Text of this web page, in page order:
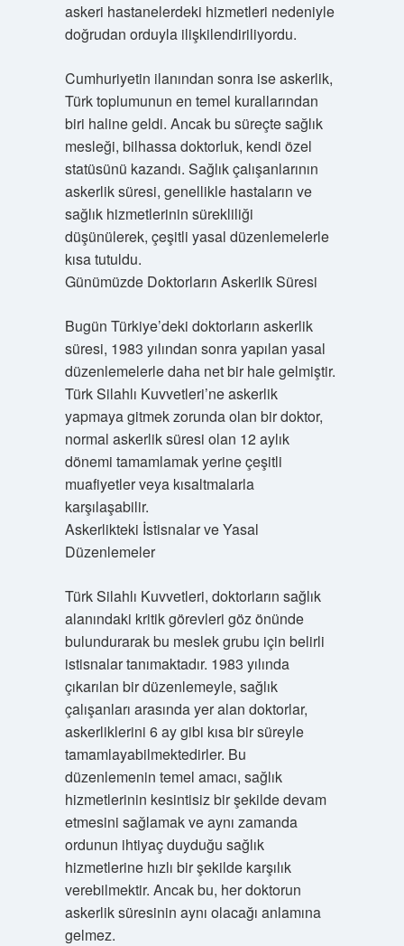
askeri hastanelerdeki hizmetleri nedeniyle
doğrudan orduyla ilişkilendiriliyordu.
Cumhuriyetin ilanından sonra ise askerlik,
Türk toplumunun en temel kurallarından
biri haline geldi. Ancak bu süreçte sağlık
mesleği, bilhassa doktorluk, kendi özel
statüsünü kazandı. Sağlık çalışanlarının
askerlik süresi, genellikle hastaların ve
sağlık hizmetlerinin sürekliliği
düşünülerek, çeşitli yasal düzenlemelerle
kısa tutuldu.
Günümüzde Doktorların Askerlik Süresi
Bugün Türkiye’deki doktorların askerlik
süresi, 1983 yılından sonra yapılan yasal
düzenlemelerle daha net bir hale gelmiştir.
Türk Silahlı Kuvvetleri’ne askerlik
yapmaya gitmek zorunda olan bir doktor,
normal askerlik süresi olan 12 aylık
dönemi tamamlamak yerine çeşitli
muafiyetler veya kısaltmalarla
karşılaşabilir.
Askerlikteki İstisnalar ve Yasal
Düzenlemeler
Türk Silahlı Kuvvetleri, doktorların sağlık
alanındaki kritik görevleri göz önünde
bulundurarak bu meslek grubu için belirli
istisnalar tanımaktadır. 1983 yılında
çıkarılan bir düzenlemeyle, sağlık
çalışanları arasında yer alan doktorlar,
askerliklerini 6 ay gibi kısa bir süreyle
tamamlayabilmektedirler. Bu
düzenlemenin temel amacı, sağlık
hizmetlerinin kesintisiz bir şekilde devam
etmesini sağlamak ve aynı zamanda
ordunun ihtiyaç duyduğu sağlık
hizmetlerine hızlı bir şekilde karşılık
verebilmektir. Ancak bu, her doktorun
askerlik süresinin aynı olacağı anlamına
gelmez.